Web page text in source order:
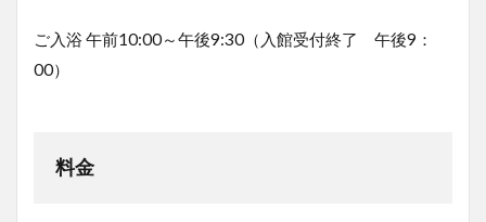
ご入浴 午前10:00～午後9:30（入館受付終了 午後9：
00）
料金